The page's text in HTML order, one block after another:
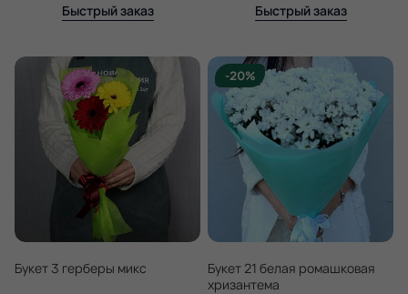
Быстрый заказ Быстрый заказ
Букет 3 герберы микс
-20%
Букет 21 белая ромашковая
хризантема